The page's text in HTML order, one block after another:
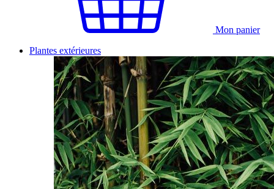
Mon panier
Plantes extérieures